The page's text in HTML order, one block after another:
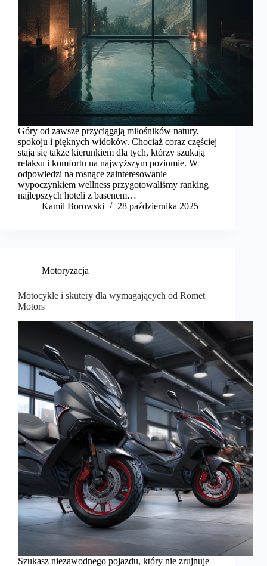
Góry od zawsze przyciągają miłośników natury,
spokoju i pięknych widoków. Chociaż coraz częściej
stają się także kierunkiem dla tych, którzy szukają
relaksu i komfortu na najwyższym poziomie. W
odpowiedzi na rosnące zainteresowanie
wypoczynkiem wellness przygotowaliśmy ranking
najlepszych hoteli z basenem…
Kamil Borowski
28 października 2025
Motoryzacja
Motocykle i skutery dla wymagających od Romet
Motors
Szukasz niezawodnego pojazdu, który nie zrujnuje